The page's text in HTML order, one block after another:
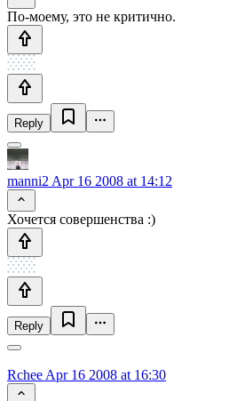
По-моему, это не критично.
Reply
manni2 Apr 16 2008 at 14:12
Хочется совершенства :)
Reply
Rchee Apr 16 2008 at 16:30